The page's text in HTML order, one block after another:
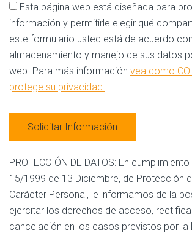
Esta página web está diseñada para
información y permitirle elegir qué
este formulario usted está de acuerdo
almacenamiento y manejo de sus datos
web. Para más información vea como
protege su privacidad.
PROTECCIÓN DE DATOS: En
15/1999 de 13 Diciembre, de Protección
Carácter Personal, le informamos de la
ejercitar los derechos de acceso,
cancelación en los casos previstos por la